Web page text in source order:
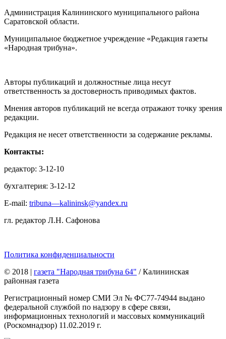
Администрация Калининского муниципального района
Саратовской области.
Муниципальное бюджетное учреждение «Редакция газеты
«Народная трибуна».
Авторы публикаций и должностные лица несут
ответственность за достоверность приводимых фактов.
Мнения авторов публикаций не всегда отражают точку зрения
редакции.
Редакция не несет ответственности за содержание рекламы.
Контакты:
редактор: 3-12-10
бухгалтерия: 3-12-12
E-mail: tribuna—kalininsk@yandex.ru
гл. редактор Л.Н. Сафонова
Политика конфиденциальности
© 2018 | газета "Народная трибуна 64" / Калининская
районная газета
Регистрационный номер СМИ Эл № ФС77-74944 выдано
федеральной службой по надзору в сфере связи,
информационных технологий и массовых коммуникаций
(Роскомнадзор) 11.02.2019 г.